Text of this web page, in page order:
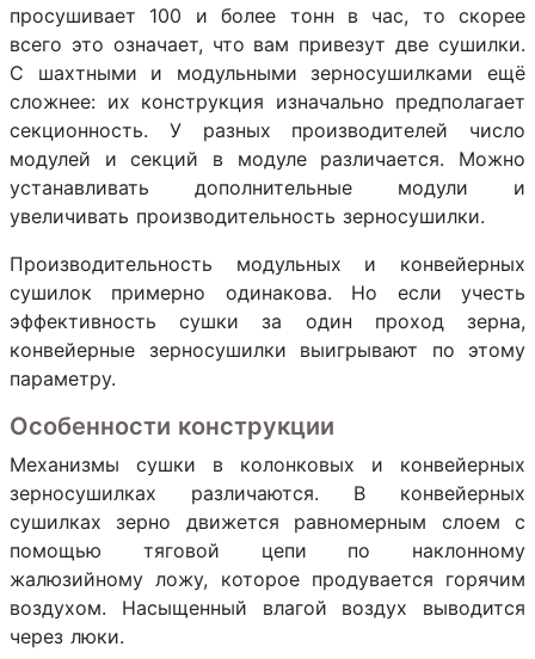
просушивает 100 и более тонн в час, то скорее
всего это означает, что вам привезут две сушилки.
С шахтными и модульными зерносушилками ещё
сложнее: их конструкция изначально предполагает
секционность. У разных производителей число
модулей и секций в модуле различается. Можно
устанавливать дополнительные модули и
увеличивать производительность зерносушилки.
Производительность модульных и конвейерных
сушилок примерно одинакова. Но если учесть
эффективность сушки за один проход зерна,
конвейерные зерносушилки выигрывают по этому
параметру.
Особенности конструкции
Механизмы сушки в колонковых и конвейерных
зерносушилках различаются. В конвейерных
сушилках зерно движется равномерным слоем с
помощью тяговой цепи по наклонному
жалюзийному ложу, которое продувается горячим
воздухом. Насыщенный влагой воздух выводится
через люки.